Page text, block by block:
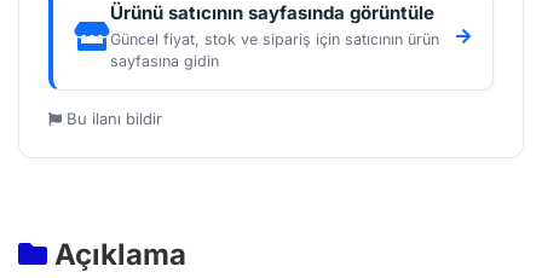
Ürünü satıcının sayfasında görüntüle
Güncel fiyat, stok ve sipariş için satıcının ürün
sayfasına gidin
Bu ilanı bildir
Açıklama